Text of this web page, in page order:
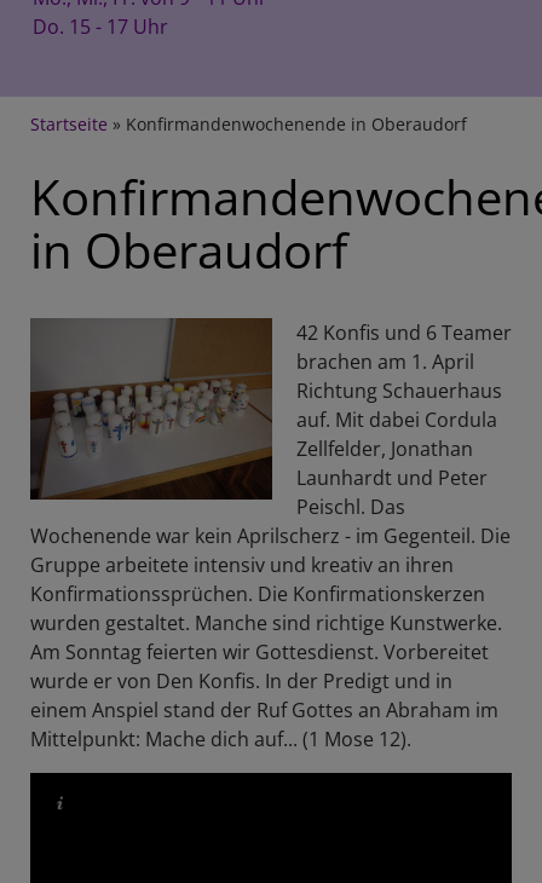
Do. 15 - 17 Uhr
Breadcrumb
Startseite Konfirmandenwochenende in Oberaudorf
in Oberaudorf
42 Konfis und 6 Teamer
brachen am 1. April
Richtung Schauerhaus
auf. Mit dabei Cordula
Zellfelder, Jonathan
Launhardt und Peter
Peischl. Das
Wochenende war kein Aprilscherz - im Gegenteil. Die
Gruppe arbeitete intensiv und kreativ an ihren
Konfirmationssprüchen. Die Konfirmationskerzen
wurden gestaltet. Manche sind richtige Kunstwerke.
Am Sonntag feierten wir Gottesdienst. Vorbereitet
wurde er von Den Konfis. In der Predigt und in
einem Anspiel stand der Ruf Gottes an Abraham im
Mittelpunkt: Mache dich auf... (1 Mose 12).